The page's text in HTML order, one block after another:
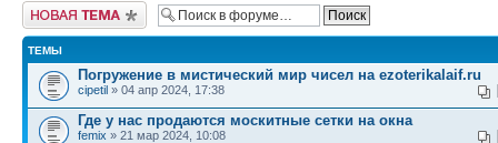
Новая тема
ТЕМЫ
Погружение в мистический мир чисел на ezoterikalaif.ru
cipetil » 04 апр 2024, 17:38
Где у нас продаются москитные сетки на окна
femix » 21 мар 2024, 10:08